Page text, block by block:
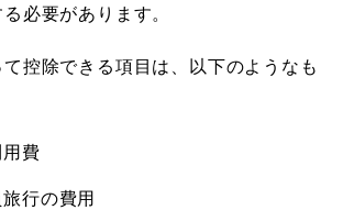
必要があります。
控除できる項目は、以下のようなも
費
行の費用